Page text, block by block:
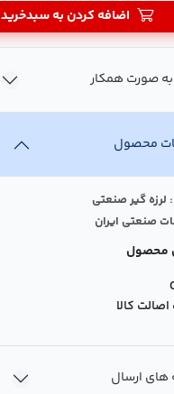
اضافه کردن به سبدخرید
صورت همکار
محصول
گیر صنعتی
صنعتی ایران
محصول
کالا
های ارسال